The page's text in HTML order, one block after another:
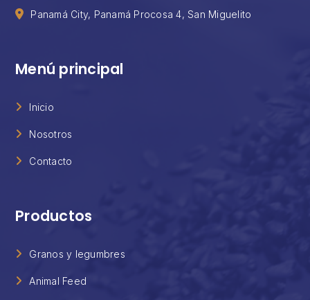
Panamá City, Panamá Procosa 4, San Miguelito
Menú principal
Inicio
Nosotros
Contacto
Productos
Granos y legumbres
Animal Feed